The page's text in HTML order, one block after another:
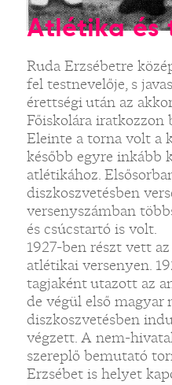
Atlétika és
Ruda Erzsébetre
fel testnevelője, s
érettségi után az
Főiskolára iratkozzon
Eleinte a torna volt a
később egyre inkább
atlétikához.
diszkoszvetésben
versenyszámban
és csúcstartó is volt.
1927-ben részt vett
atlétikai versenyen.
tagjaként utazott az
de végül első magyar
diszkoszvetésben
végzett. A nem-
szereplő bemutató
Erzsébet is helyet